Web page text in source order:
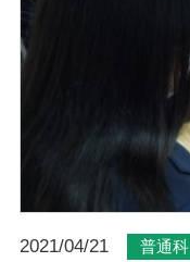
2021/04/21 普通科